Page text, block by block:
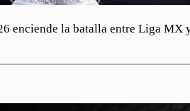
enciende la batalla entre Liga MX